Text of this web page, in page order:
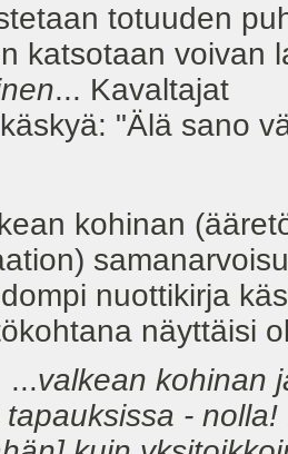
totuuden
katsotaan voivan
... Kavaltajat
"Älä sano
kohinan
nuottikirja
näyttäisi
valkean kohinan
-